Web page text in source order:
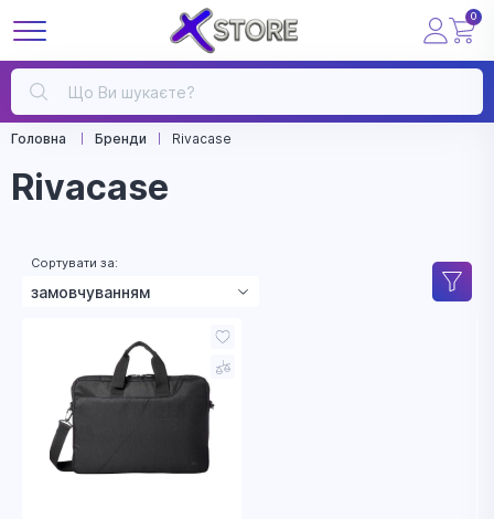
0
Головна Бренди Rivacase
Rivacase
Сортувати за:
зростанням ціни
зменшенням ціни
назвою
рейтингом